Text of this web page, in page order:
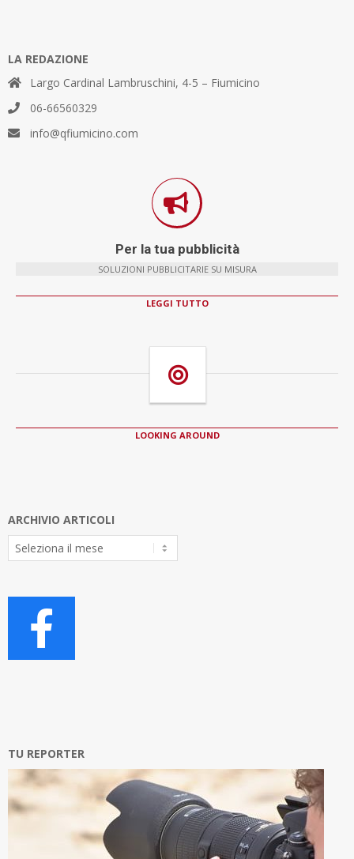
LA REDAZIONE
Largo Cardinal Lambruschini, 4-5 – Fiumicino
06-66560329
info@qfiumicino.com
Per la tua pubblicità
SOLUZIONI PUBBLICITARIE SU MISURA
LEGGI TUTTO
LOOKING AROUND
ARCHIVIO ARTICOLI
Archivio
Articoli
TU REPORTER